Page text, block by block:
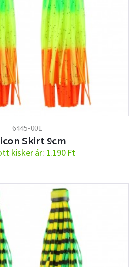
6445-001
Skirt 9cm
kisker ár: 1.190 Ft